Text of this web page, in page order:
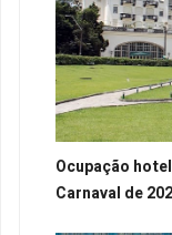
Ocupação
Carnaval de